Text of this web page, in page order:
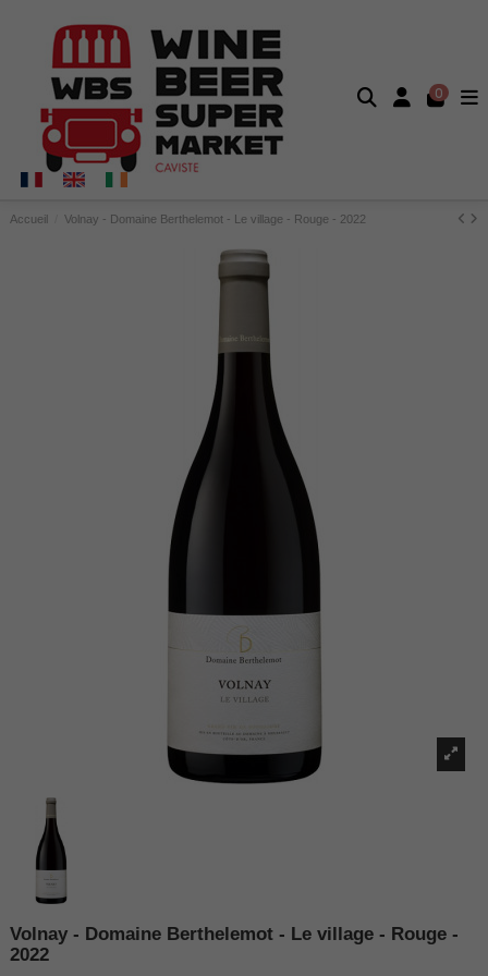
0
Accueil Volnay - Domaine Berthelemot - Le village - Rouge - 2022
Volnay - Domaine Berthelemot - Le village - Rouge -
2022